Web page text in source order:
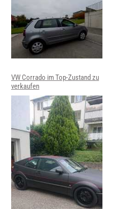
VW Corrado im Top-Zustand zu
verkaufen